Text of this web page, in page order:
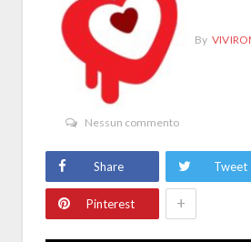
By
Nessun commento
Share Tweet
Pinterest +